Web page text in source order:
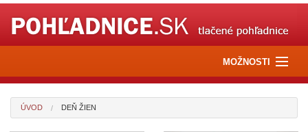
MOŽNOSTI
Pošli kvety
ÚVOD DEŇ ŽIEN